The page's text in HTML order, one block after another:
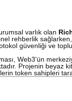
varlık olan
rehberlik
güvenliği ve
Web3'ün
Projenin beyaz
token sahipleri